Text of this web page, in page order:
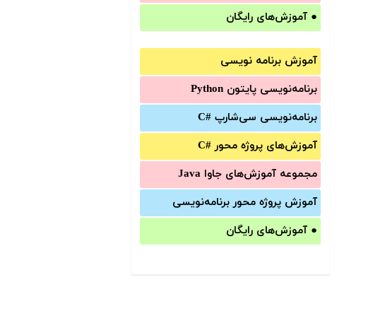
● آموزش‌های رایگان
آموزش برنامه نویسی
برنامه‌نویسی پایتون Python
برنامه‌‌نویسی سی‌شارپ C#‎
آموزش‌های پروژه محور #C
مجموعه آموزش‌های جاوا Java
آموزش‌ پروژه محور برنامه‌نویسی
● آموزش‌های رایگان